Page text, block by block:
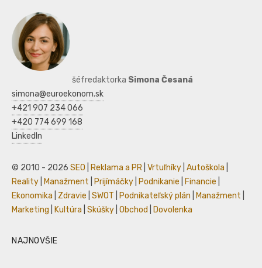
šéfredaktorka Simona Česaná
simona@euroekonom.sk
+421 907 234 066
+420 774 699 168
LinkedIn
© 2010 - 2026 SEO Reklama a PR Vrtuľníky Autoškola
Reality
Manažment Prijímáčky Podnikanie Financie
Ekonomika
Zdravie SWOT Podnikateľský plán Manažment
Marketing
Kultúra Skúšky Obchod Dovolenka
NAJNOVŠIE